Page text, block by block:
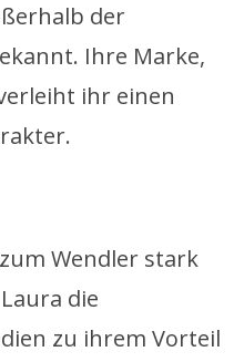
der
Ihre Marke,
ihr einen
Wendler stark
die
zu ihrem Vorteil